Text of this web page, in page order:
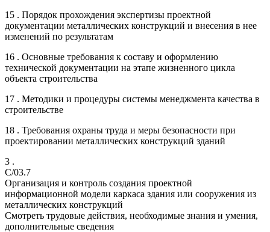
15 . Порядок прохождения экспертизы проектной
документации металлических конструкций и внесения в нее
изменений по результатам
16 . Основные требования к составу и оформлению
технической документации на этапе жизненного цикла
объекта строительства
17 . Методики и процедуры системы менеджмента качества в
строительстве
18 . Требования охраны труда и меры безопасности при
проектировании металлических конструкций зданий
3 .
C/03.7
Организация и контроль создания проектной
информационной модели каркаса здания или сооружения из
металлических конструкций
Смотреть трудовые действия, необходимые знания и умения,
дополнительные сведения